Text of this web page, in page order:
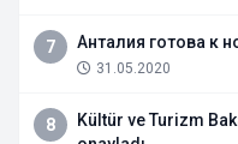
7 Анталия готова к
31.05.2020
8
Kültür ve Turizm